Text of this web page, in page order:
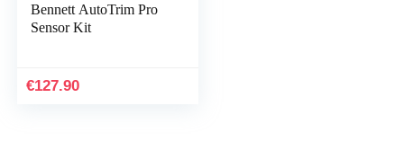
Bennett AutoTrim Pro
Sensor Kit
€127.90